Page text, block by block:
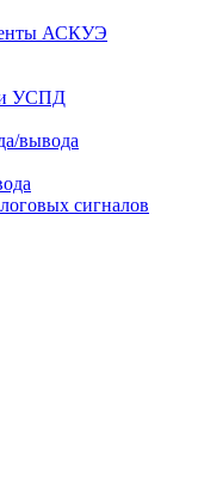
АСКУЭ
и УСПД
вывода
сигналов